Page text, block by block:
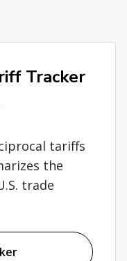
Tracker
tariffs
the
trade